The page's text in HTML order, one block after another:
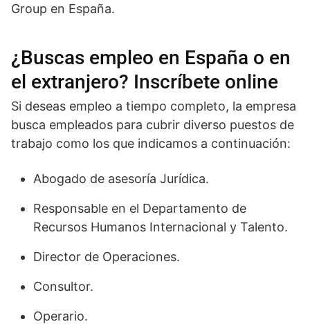
Group en España.
¿Buscas empleo en España o en
el extranjero? Inscríbete online
Si deseas empleo a tiempo completo, la empresa
busca empleados para cubrir diverso puestos de
trabajo como los que indicamos a continuación:
Abogado de asesoría Jurídica.
Responsable en el Departamento de
Recursos Humanos Internacional y Talento.
Director de Operaciones.
Consultor.
Operario.